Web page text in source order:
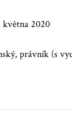
května 2020
právník (s